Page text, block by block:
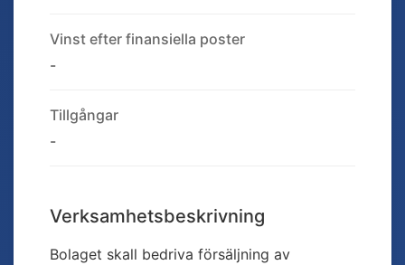
Vinst efter finansiella poster
-
Tillgångar
-
Verksamhetsbeskrivning
Bolaget skall bedriva försäljning av